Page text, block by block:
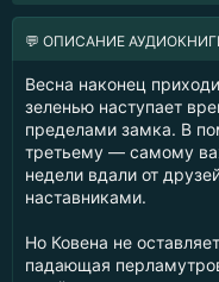
💬 ОПИСАНИЕ
Весна наконец
зеленью наступает
пределами замка. В
третьему — самому
недели вдали от
наставниками.
Но Ковена не
падающая